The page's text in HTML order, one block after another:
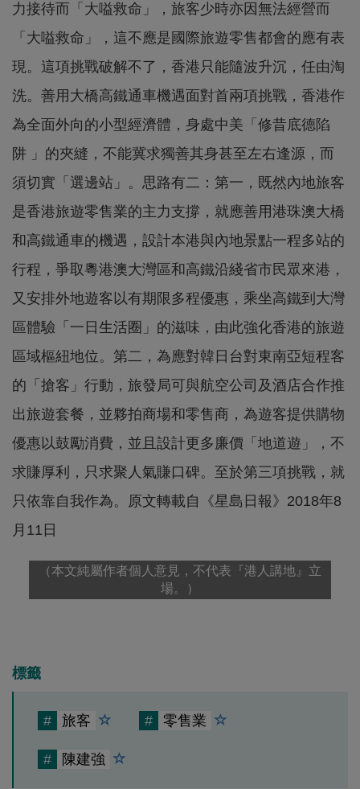
力接待而「大嗌救命」，旅客少時亦因無法經營而
「大嗌救命」，這不應是國際旅遊零售都會的應有表
現。這項挑戰破解不了，香港只能隨波升沉，任由淘
洗。善用大橋高鐵通車機遇面對首兩項挑戰，香港作
為全面外向的小型經濟體，身處中美「修昔底德陷
阱 」的夾縫，不能冀求獨善其身甚至左右逢源，而
須切實「選邊站」。思路有二：第一，既然內地旅客
是香港旅遊零售業的主力支撐，就應善用港珠澳大橋
和高鐵通車的機遇，設計本港與內地景點一程多站的
行程，爭取粵港澳大灣區和高鐵沿綫省市民眾來港，
又安排外地遊客以有期限多程優惠，乘坐高鐵到大灣
區體驗「一日生活圈」的滋味，由此強化香港的旅遊
區域樞紐地位。第二，為應對韓日台對東南亞短程客
的「搶客」行動，旅發局可與航空公司及酒店合作推
出旅遊套餐，並夥拍商場和零售商，為遊客提供購物
優惠以鼓勵消費，並且設計更多廉價「地道遊」，不
求賺厚利，只求聚人氣賺口碑。至於第三項挑戰，就
只依靠自我作為。原文轉載自《星島日報》2018年8
月11日
（本文純屬作者個人意見，不代表『港人講地』立
場。）
標籤
# 旅客 # 零售業
# 陳建強